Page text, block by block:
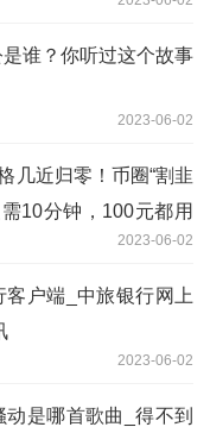
谁？你听过这个故事
2023-06-02
几近归零！币圈“割韭
10分钟，100元都用
2023-06-02
客户端_中旅银行网上
2023-06-02
是哪首歌曲_得不到